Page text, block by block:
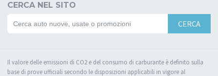
CERCA NEL SITO
CERCA
Il valore delle emissioni di CO2 e del consumo di carburante è definito sulla
base di prove ufficiali secondo le disposizioni applicabili in vigore al